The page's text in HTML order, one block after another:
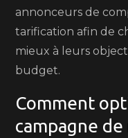
annonceurs de
tarification afin de
mieux à leurs
budget.
Comment
campagne